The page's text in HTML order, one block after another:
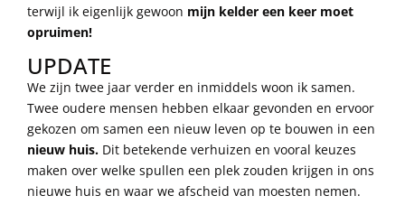
terwijl ik eigenlijk gewoon mijn kelder een keer moet
opruimen!
UPDATE
We zijn twee jaar verder en inmiddels woon ik samen.
Twee oudere mensen hebben elkaar gevonden en ervoor
gekozen om samen een nieuw leven op te bouwen in een
nieuw huis. Dit betekende verhuizen en vooral keuzes
maken over welke spullen een plek zouden krijgen in ons
nieuwe huis en waar we afscheid van moesten nemen.